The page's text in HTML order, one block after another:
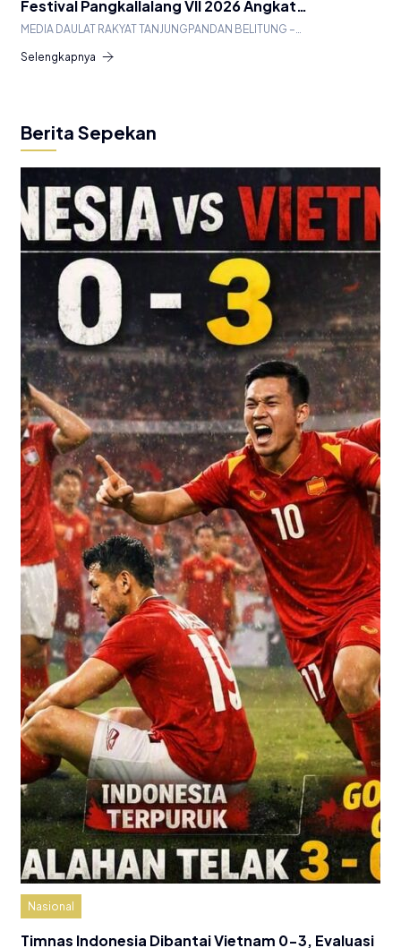
Festival Pangkallalang VII 2026 Angkat…
MEDIA DAULAT RAKYAT TANJUNGPANDAN BELITUNG –…
Selengkapnya
Berita Sepekan
Nasional
Timnas Indonesia Dibantai Vietnam 0-3, Evaluasi